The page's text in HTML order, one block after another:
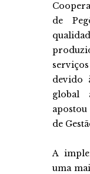
de
devido
global
de
A
uma